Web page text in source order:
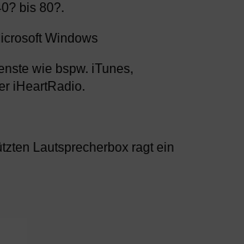
bis 80?.
Windows
wie bspw. iTunes,
iHeartRadio.
Lautsprecherbox ragt ein